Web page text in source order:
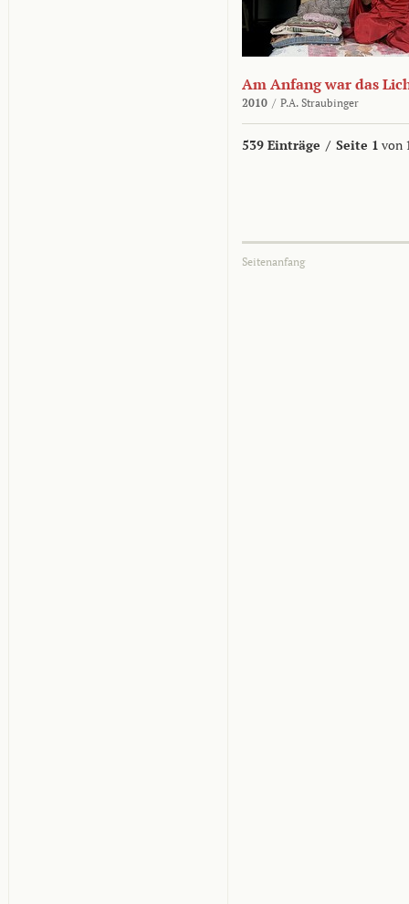
Am Anfang war das
2010 / P.A. Straubinger
539 Einträge / Seite 1 von
Seitenanfang